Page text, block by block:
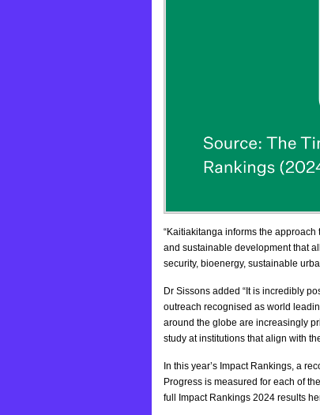
“Kaitiakitanga informs the
and sustainable development that
security, bioenergy, sustainable
Dr Sissons added “It is incredibly
outreach recognised as world
around the globe are increasingly
study at institutions that align with
In this year’s Impact Rankings, a
Progress is measured for each of
full Impact Rankings 2024 results